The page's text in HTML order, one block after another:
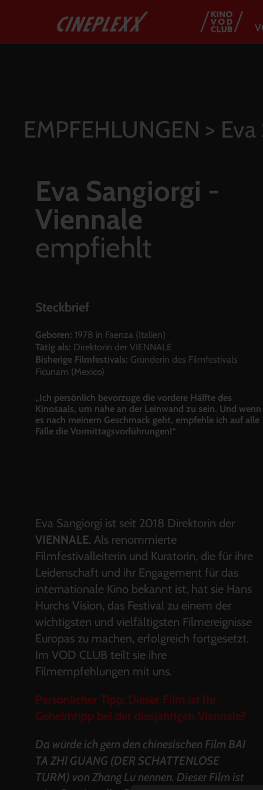
EMPFEHLUNGEN >
Eva Sangiorgi -
Viennale
empfiehlt
Steckbrief
Geboren: 1978 in Faenza (Italien)
Tätig als: Direktorin der VIENNALE
Bisherige Filmfestivals: Gründerin des Filmfestivals
Ficunam (Mexico)
„Ich persönlich bevorzuge die vordere Hälfte des
Kinosaals, um nahe an der Leinwand zu sein. Und wenn
es nach meinem Geschmack geht, empfehle ich auf alle
Fälle die Vormittagsvorführungen!“
Eva Sangiorgi ist seit 2018 Direktorin der
VIENNALE. Als renommierte
Filmfestivalleiterin und Kuratorin, die für ihre
Leidenschaft und ihr Engagement für das
internationale Kino bekannt ist, hat sie Hans
Hurchs Vision, das Festival zu einem der
wichtigsten und vielfältigsten Filmereignisse
Europas zu machen, erfolgreich fortgesetzt.
Im VOD CLUB teilt sie ihre
Filmempfehlungen mit uns.
Persönlicher Tipp: Dieser Film ist Ihr
Geheimtipp bei der diesjährigen Viennale?
Da würde ich gern den chinesischen Film BAI
TA ZHI GUANG (DER SCHATTENLOSE
TURM) von Zhang Lu nennen. Dieser Film ist